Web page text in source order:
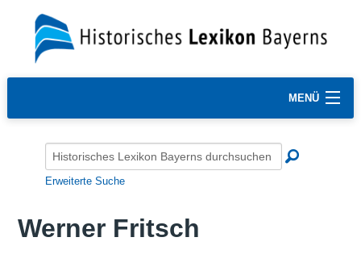
MENÜ
Erweiterte Suche
Werner Fritsch